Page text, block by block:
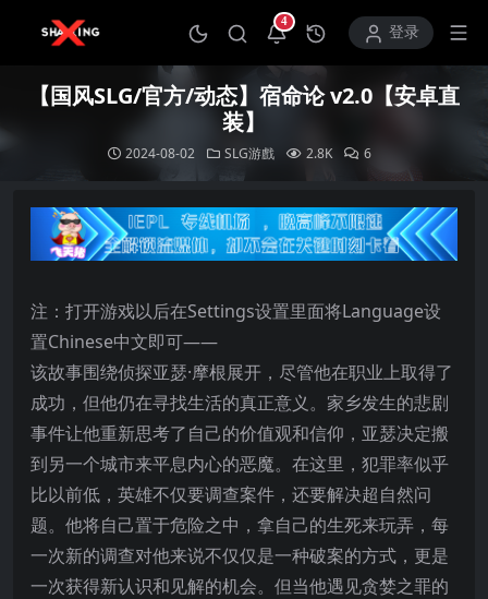
4
打开通知中心登录
【国风SLG/官方/动态】宿命论 v2.0【安卓直
装】
2024-08-02 SLG游戲 2.8K 6
注：打开游戏以后在Settings设置里面将Language设
置Chinese中文即可——
该故事围绕侦探亚瑟·摩根展开，尽管他在职业上取得了
成功，但他仍在寻找生活的真正意义。家乡发生的悲剧
事件让他重新思考了自己的价值观和信仰，亚瑟决定搬
到另一个城市来平息内心的恶魔。在这里，犯罪率似乎
比以前低，英雄不仅要调查案件，还要解决超自然问
题。他将自己置于危险之中，拿自己的生死来玩弄，每
一次新的调查对他来说不仅仅是一种破案的方式，更是
一次获得新认识和见解的机会。但当他遇见贪婪之罪的